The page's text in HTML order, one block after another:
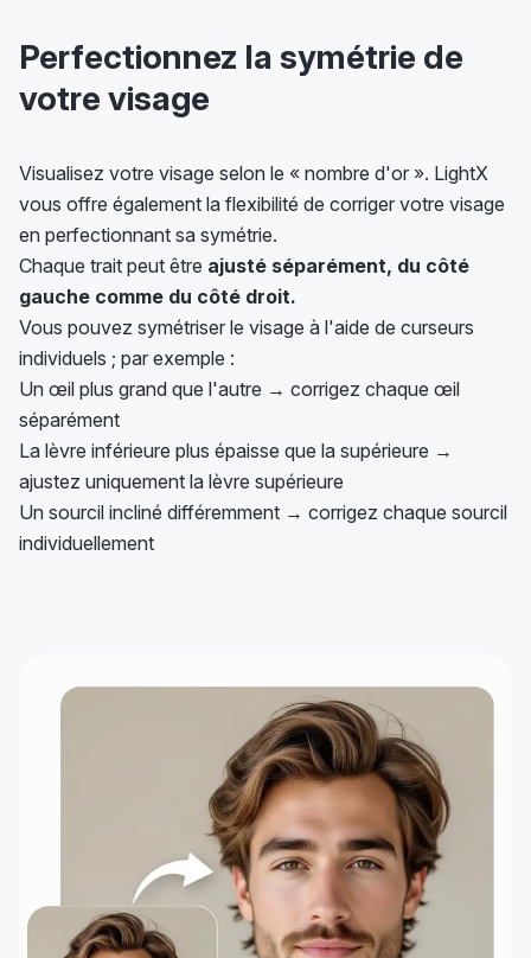
Perfectionnez la symétrie de
votre visage
Visualisez votre visage selon le « nombre d'or ». LightX
vous offre également la flexibilité de corriger votre visage
en perfectionnant sa symétrie.
Chaque trait peut être ajusté séparément, du côté
gauche comme du côté droit.
Vous pouvez symétriser le visage à l'aide de curseurs
individuels ; par exemple :
Un œil plus grand que l'autre → corrigez chaque œil
séparément
La lèvre inférieure plus épaisse que la supérieure →
ajustez uniquement la lèvre supérieure
Un sourcil incliné différemment → corrigez chaque sourcil
individuellement